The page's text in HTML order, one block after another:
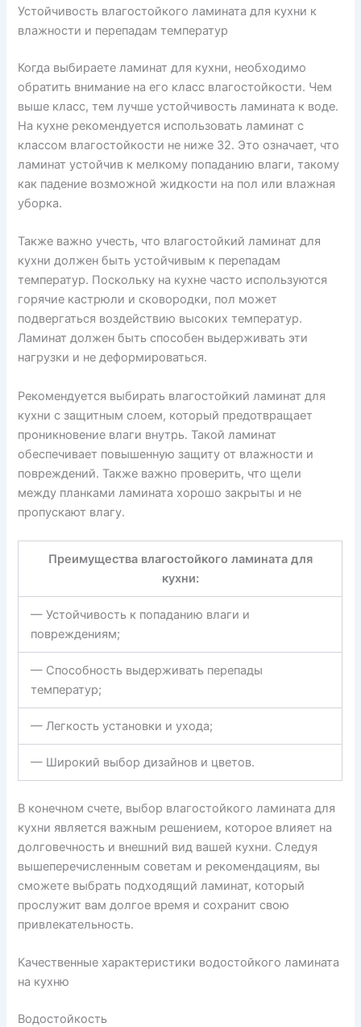
Устойчивость влагостойкого ламината для кухни к
влажности и перепадам температур
Когда выбираете ламинат для кухни, необходимо
обратить внимание на его класс влагостойкости. Чем
выше класс, тем лучше устойчивость ламината к воде.
На кухне рекомендуется использовать ламинат с
классом влагостойкости не ниже 32. Это означает, что
ламинат устойчив к мелкому попаданию влаги, такому
как падение возможной жидкости на пол или влажная
уборка.
Также важно учесть, что влагостойкий ламинат для
кухни должен быть устойчивым к перепадам
температур. Поскольку на кухне часто используются
горячие кастрюли и сковородки, пол может
подвергаться воздействию высоких температур.
Ламинат должен быть способен выдерживать эти
нагрузки и не деформироваться.
Рекомендуется выбирать влагостойкий ламинат для
кухни с защитным слоем, который предотвращает
проникновение влаги внутрь. Такой ламинат
обеспечивает повышенную защиту от влажности и
повреждений. Также важно проверить, что щели
между планками ламината хорошо закрыты и не
пропускают влагу.
Преимущества влагостойкого ламината для
кухни:
— Устойчивость к попаданию влаги и
повреждениям;
— Способность выдерживать перепады
температур;
— Легкость установки и ухода;
— Широкий выбор дизайнов и цветов.
В конечном счете, выбор влагостойкого ламината для
кухни является важным решением, которое влияет на
долговечность и внешний вид вашей кухни. Следуя
вышеперечисленным советам и рекомендациям, вы
сможете выбрать подходящий ламинат, который
прослужит вам долгое время и сохранит свою
привлекательность.
Качественные характеристики водостойкого ламината
на кухню
Водостойкость